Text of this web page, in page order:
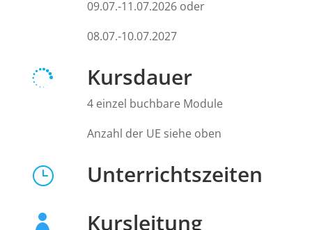
09.07.-11.07.2026 oder
08.07.-10.07.2027
 Kursdauer
4 einzel buchbare Module
Anzahl der UE siehe oben
} Unterrichtszeiten
 Kursleitung